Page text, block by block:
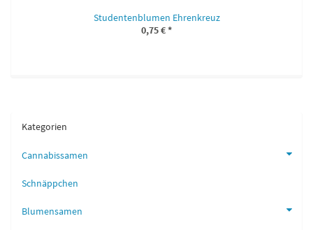
Studentenblumen Ehrenkreuz
0,75 €*
Kategorien
Cannabissamen
Schnäppchen
Blumensamen